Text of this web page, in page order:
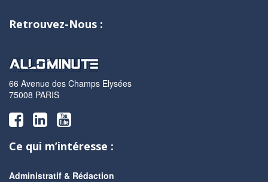
Retrouvez-Nous :
66 Avenue des Champs Elysées
75008 PARIS
Ce qui m’intéresse :
Administratif & Rédaction